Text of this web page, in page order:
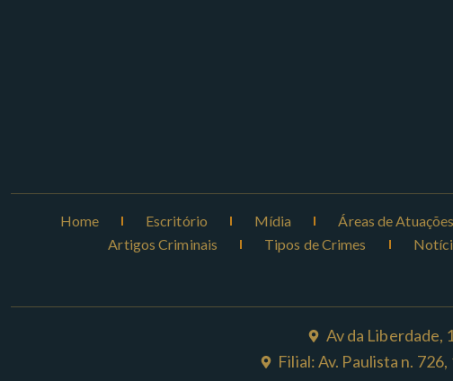
Home Escritório Mídia Áreas de Atuações
Artigos Criminais
Tipos de Crimes
Av da Liberdade,
Filial: Av. Paulista n.